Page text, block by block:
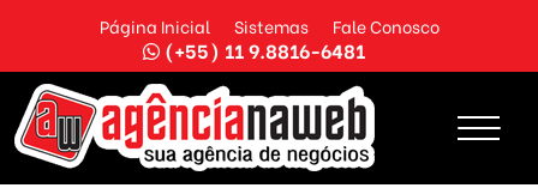
Página Inicial Sistemas Fale Conosco
(+55) 11 9.8816-6481